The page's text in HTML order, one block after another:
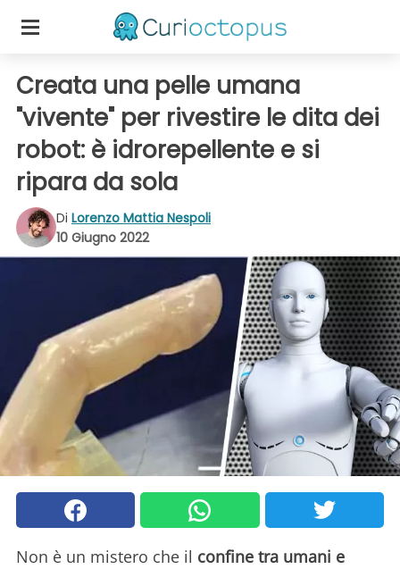
Creata una pelle umana
"vivente" per rivestire le dita dei
robot: è idrorepellente e si
ripara da sola
Di Lorenzo Mattia Nespoli
10 Giugno 2022
Non è un mistero che il confine tra umani e